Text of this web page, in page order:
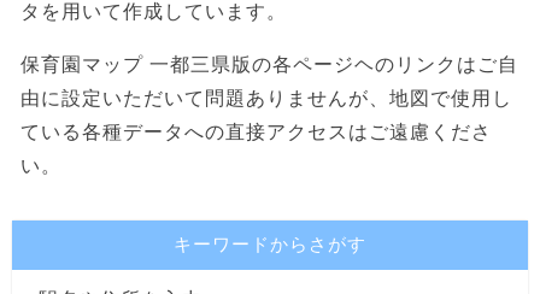
タを用いて作成しています。
保育園マップ 一都三県版の各ページヘのリンクはご自
由に設定いただいて問題ありませんが、地図で使用し
ている各種データへの直接アクセスはご遠慮くださ
い。
キーワードからさがす